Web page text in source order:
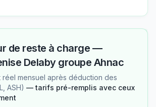
de reste à charge —
Delaby groupe Ahnac
réel mensuel après déduction des
ASH) — tarifs pré-remplis avec ceux